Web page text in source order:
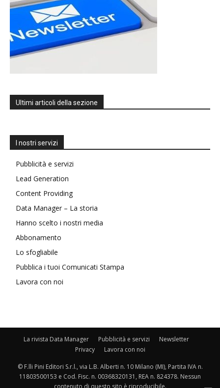
Ultimi articoli della sezione
I nostri servizi
Pubblicità e servizi
Lead Generation
Content Providing
Data Manager – La storia
Hanno scelto i nostri media
Abbonamento
Lo sfogliabile
Pubblica i tuoi Comunicati Stampa
Lavora con noi
La rivista Data Manager Pubblicità e servizi
Newsletter
Privacy
Lavora con noi
© F.lli Pini Editori S.r.l., via L.B. Alberti n. 10 Milano (MI), Partita IVA n.
11803500153 e Cod. Fisc. n. 00368320131, REA n. 824378. Nessun